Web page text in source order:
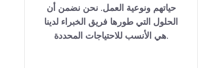
حياتهم ونوعية العمل. نحن نضمن أن
الحلول التي طورها فريق الخبراء لدينا
هي الأنسب للاحتياجات المحددة.